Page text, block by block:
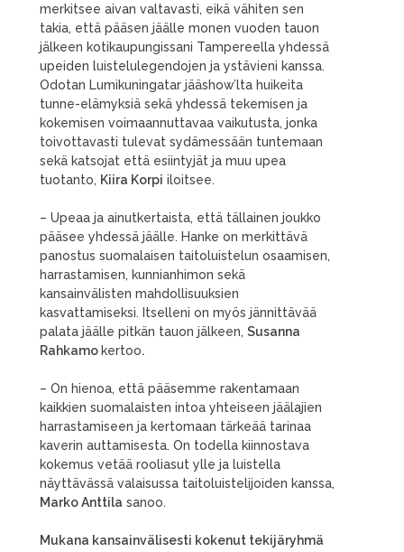
merkitsee aivan valtavasti, eikä vähiten sen
takia, että pääsen jäälle monen vuoden tauon
jälkeen kotikaupungissani Tampereella yhdessä
upeiden luistelulegendojen ja ystävieni kanssa.
Odotan Lumikuningatar jääshow’lta huikeita
tunne-elämyksiä sekä yhdessä tekemisen ja
kokemisen voimaannuttavaa vaikutusta, jonka
toivottavasti tulevat sydämessään tuntemaan
sekä katsojat että esiintyjät ja muu upea
tuotanto, Kiira Korpi iloitsee.
– Upeaa ja ainutkertaista, että tällainen joukko
pääsee yhdessä jäälle. Hanke on merkittävä
panostus suomalaisen taitoluistelun osaamisen,
harrastamisen, kunnianhimon sekä
kansainvälisten mahdollisuuksien
kasvattamiseksi. Itselleni on myös jännittävää
palata jäälle pitkän tauon jälkeen, Susanna
Rahkamo kertoo.
– On hienoa, että pääsemme rakentamaan
kaikkien suomalaisten intoa yhteiseen jäälajien
harrastamiseen ja kertomaan tärkeää tarinaa
kaverin auttamisesta. On todella kiinnostava
kokemus vetää rooliasut ylle ja luistella
näyttävässä valaisussa taitoluistelijoiden kanssa,
Marko Anttila sanoo.
Mukana kansainvälisesti kokenut tekijäryhmä